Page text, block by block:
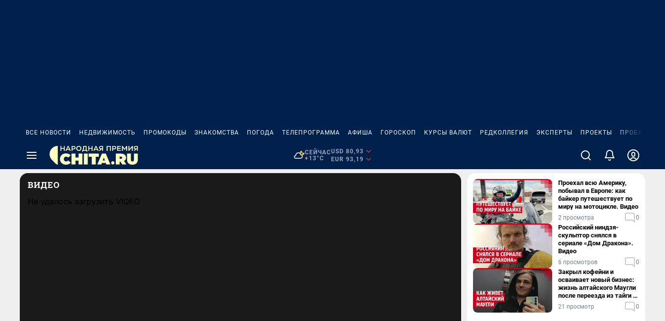
ВСЕ НОВОСТИ НЕДВИЖИМОСТЬ ПРОМОКОДЫ ЗНАКОМСТВА ПОГОДА ТЕЛЕПРОГРАММА АФИША ГОРОСКОП КУРСЫ ВАЛЮТ РЕДКОЛЛЕГИЯ ЭКСПЕРТЫ ПРОЕКТЫ ПРОБКИ
СЕЙЧАС
+13°C
USD 80,93
EUR 93,19
ВИДЕО
Не удалось загрузить VIQEO
Проехал всю Америку,
побывал в Европе: как
байкер путешествует по
миру на мотоцикле. Видео
2 просмотра 0
Российский ниндзя-
скульптор снялся в
сериале «Дом Дракона».
Видео
6 просмотров 0
Закрыл кофейни и
осваивает новый бизнес:
жизнь алтайского Маугли
после переезда из тайги в
столицу
21 просмотр 0